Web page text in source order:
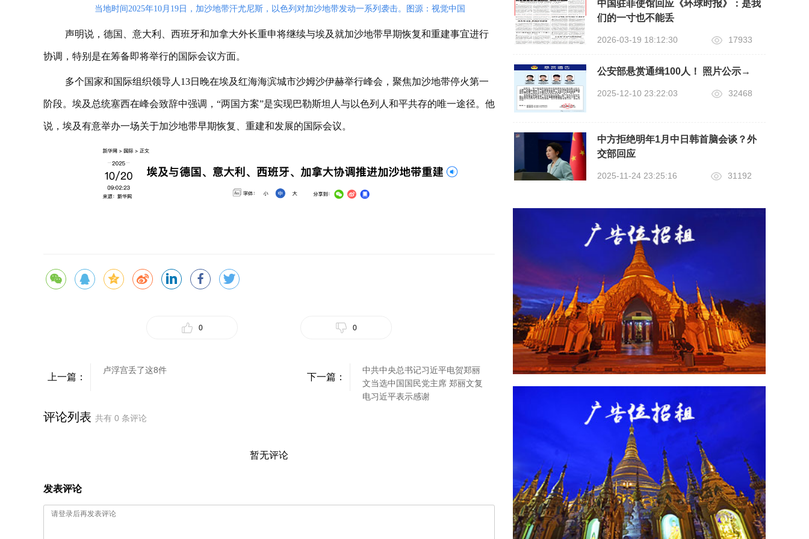
当地时间2025年10月19日，加沙地带汗尤尼斯，以色列对加沙地带发动一系列袭击。图源：视觉中国
声明说，德国、意大利、西班牙和加拿大外长重申将继续与埃及就加沙地带早期恢复和重建事宜进行
协调，特别是在筹备即将举行的国际会议方面。
多个国家和国际组织领导人13日晚在埃及红海海滨城市沙姆沙伊赫举行峰会，聚焦加沙地带停火第一
阶段。埃及总统塞西在峰会致辞中强调，“两国方案”是实现巴勒斯坦人与以色列人和平共存的唯一途径。他
说，埃及有意举办一场关于加沙地带早期恢复、重建和发展的国际会议。
0 0
上一篇：
卢浮宫丢了这8件
下一篇：
中共中央总书记习近平电贺郑丽
文当选中国国民党主席 郑丽文复
电习近平表示感谢
评论列表 共有 0 条评论
暂无评论
发表评论
中国驻菲使馆回应《环球时报》：是我
们的一寸也不能丢
2026-03-19 18:12:30 17933
公安部悬赏通缉100人！ 照片公示→
2025-12-10 23:22:03 32468
中方拒绝明年1月中日韩首脑会谈？外
交部回应
2025-11-24 23:25:16 31192